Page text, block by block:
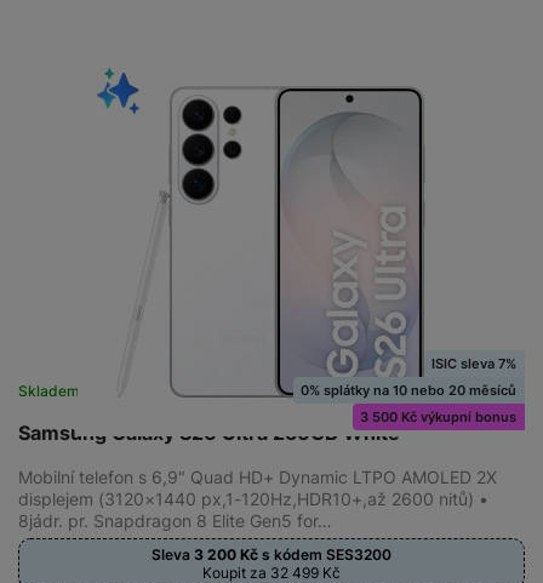
Samsung Galaxy S26 Ultra 256GB White
Skladem na 8 prodejnách
ISIC sleva 7%
0% splátky na 10 nebo 20 měsíců
3 500 Kč výkupní bonus
Mobilní telefon s 6,9" Quad HD+ Dynamic LTPO AMOLED 2X
displejem (3120×1440 px,1-120Hz,HDR10+,až 2600 nitů) •
8jádr. pr. Snapdragon 8 Elite Gen5 for…
Sleva 3 200 Kčs kódem SES3200
Koupit za 32 499 Kč